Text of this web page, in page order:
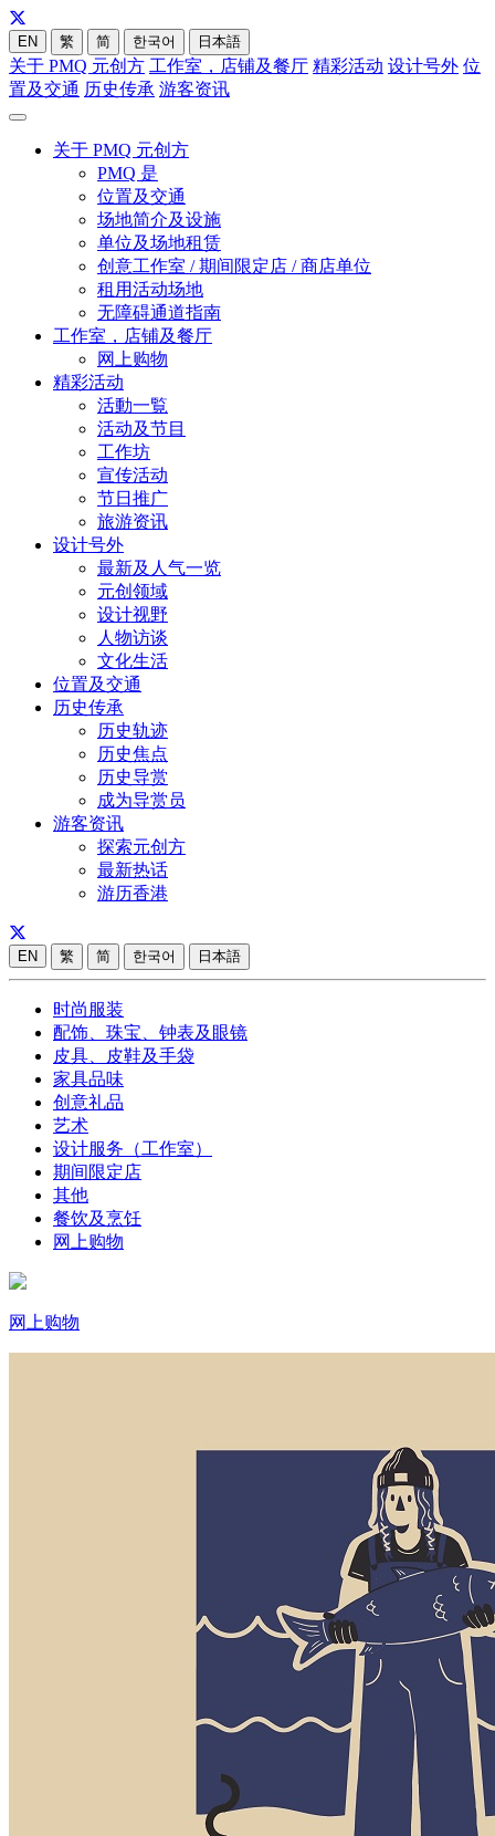
EN 繁 简 한국어 日本語
关于 PMQ 元创方 工作室，店铺及餐厅 精彩活动 设计号外 位
置及交通 历史传承 游客资讯
关于 PMQ 元创方
PMQ 是
位置及交通
场地简介及设施
单位及场地租赁
创意工作室 / 期间限定店 / 商店单位
租用活动场地
无障碍通道指南
工作室，店铺及餐厅
网上购物
精彩活动
活動一覧
活动及节目
工作坊
宣传活动
节日推广
旅游资讯
设计号外
最新及人气一览
元创领域
设计视野
人物访谈
文化生活
位置及交通
历史传承
历史轨迹
历史焦点
历史导赏
成为导赏员
游客资讯
探索元创方
最新热话
游历香港
EN 繁 简 한국어 日本語
时尚服装
配饰、珠宝、钟表及眼镜
皮具、皮鞋及手袋
家具品味
创意礼品
艺术
设计服务（工作室）
期间限定店
其他
餐饮及烹饪
网上购物
网上购物